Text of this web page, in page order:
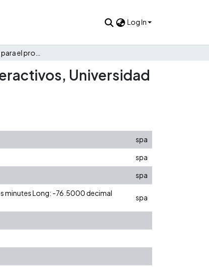
Log In
Universidad
spa
spa
spa
minutes Long: -76.5000 decimal
spa